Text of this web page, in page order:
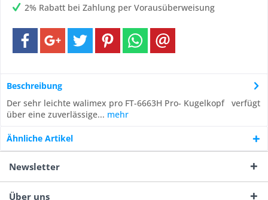
2% Rabatt bei Zahlung per Vorausüberweisung
Beschreibung
Der sehr leichte walimex pro FT-6663H Pro- Kugelkopf verfügt
über eine zuverlässige... mehr
Ähnliche Artikel
Newsletter
Über uns